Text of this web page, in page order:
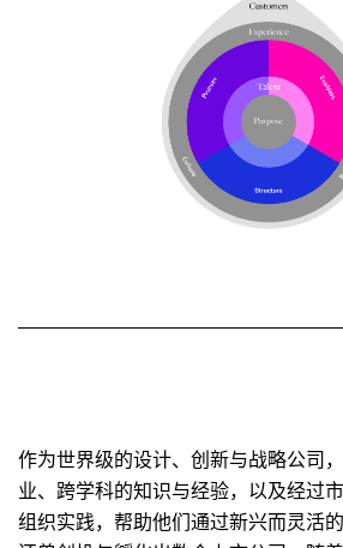
作为世界级的设计、创新与战略公司
业、跨学科的知识与经验，以及经过
组织实践，帮助他们通过新兴而灵活